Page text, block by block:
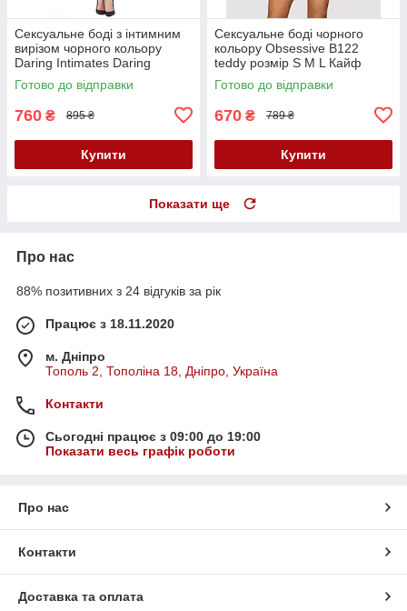
Сексуальне боді з інтимним
вирізом чорного кольору
Daring Intimates Daring
Intimates Strappy Open Cup
Body розмір One size Кайф
Готово до відправки
760 ₴ 895 ₴
Купити
Сексуальне боді чорного
кольору Obsessive B122
teddy розмір S M L Кайф
Готово до відправки
670 ₴ 789 ₴
Купити
Показати ще
Про нас
88% позитивних з 24 відгуків за рік
Працює з 18.11.2020
м. Дніпро
Тополь 2, Тополіна 18, Дніпро, Україна
Контакти
Сьогодні працює з 09:00 до 19:00
Показати весь графік роботи
Про нас
Контакти
Доставка та оплата